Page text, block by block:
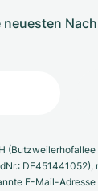
neuesten
E-Mail-